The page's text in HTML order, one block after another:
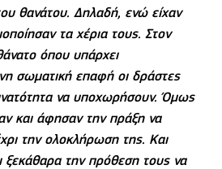
θανάτου. Δηλαδή, ενώ είχαν
τα χέρια τους. Στον
όπου υπάρχει
σωματική επαφή οι δράστες
να υποχωρήσουν. Όμως
και άφησαν την πράξη να
την ολοκλήρωση της. Και
ξεκάθαρα την πρόθεση τους να